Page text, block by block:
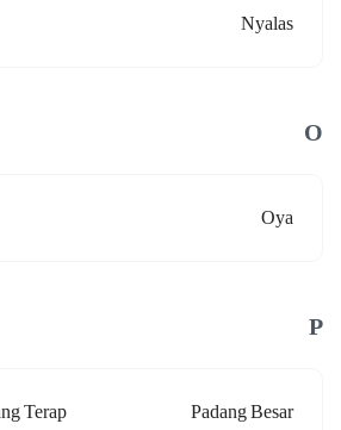
Nyalas
O
Oya
P
Padang Besar
Terap